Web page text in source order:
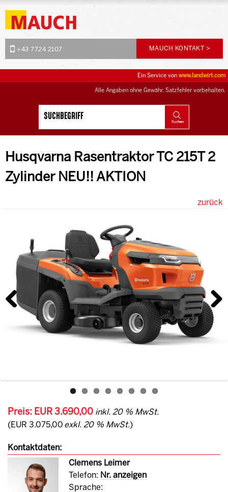
+43 7724 2107 MAUCH KONTAKT >
Alle Angaben ohne Gewähr. Satzfehler vorbehalten.
Ein Service von www.landwirt.com
Husqvarna Rasentraktor TC 215T 2
Zylinder NEU!! AKTION
zurück
Previous Next
Preis: EUR 3.690,00 inkl. 20 % MwSt.
(EUR 3.075,00 exkl. 20 % MwSt.)
Kontaktdaten:
Clemens Leimer
Telefon: Nr. anzeigen
Sprache: